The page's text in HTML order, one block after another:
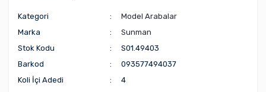
Kategori
Model Arabalar
Marka
Sunman
Stok Kodu
S01.49403
Barkod
093577494037
Koli İçi Adedi
4